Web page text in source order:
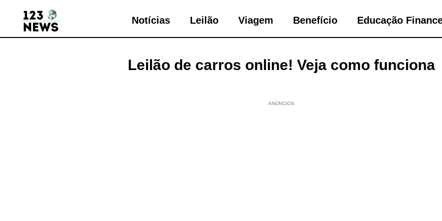
Notícias Leilão Viagem Benefício Educação
Leilão de carros online! Veja como funciona
ANÚNCIOS